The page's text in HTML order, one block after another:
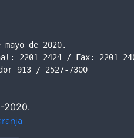
de 2020.
2201-2424 / Fax: 2201-
913 / 2527-7300
2020.